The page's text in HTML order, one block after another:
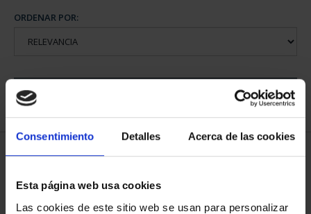
Consentimiento Detalles Acerca de las cookies
Esta página web usa cookies
Las cookies de este sitio web se usan para personalizar
ORDENAR POR:
1 Productos encontrados